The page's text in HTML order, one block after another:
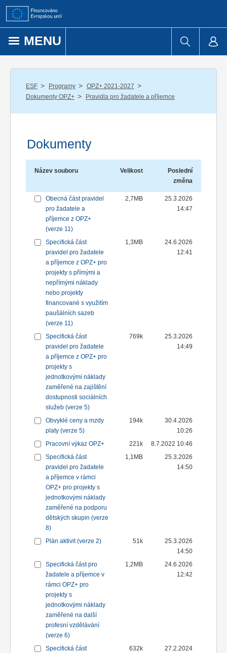
Přejít k obsahu
MENU
ESF / Programy / OPZ+ 2021-2027 /
Dokumenty OPZ+ / Pravidla pro žadatele a příjemce
Dokumenty
Název souboru Velikost
Poslední
změna
Obecná část pravidel
pro žadatele a
příjemce z OPZ+
(verze 11)
2,7MB
25.3.2026
14:47
Specifická část
pravidel pro žadatele
a příjemce z OPZ+ pro
projekty s přímými a
nepřímými náklady
nebo projekty
financované s využitím
paušálních sazeb
(verze 11)
1,3MB
24.6.2026
12:41
Specifická část
pravidel pro žadatele
a příjemce z OPZ+ pro
projekty s
jednotkovými náklady
zaměřené na zajištění
dostupnosti sociálních
služeb (verze 5)
769k
25.3.2026
14:49
Obvyklé ceny a mzdy
platy (verze 5)
194k
30.4.2026
10:26
Pracovní výkaz OPZ+
221k
8.7.2022 10:46
Specifická část
pravidel pro žadatele
a příjemce v rámci
OPZ+ pro projekty s
jednotkovými náklady
zaměřené na podporu
dětských skupin (verze
8)
1,1MB
25.3.2026
14:50
Plán aktivit (verze 2) 51k
25.3.2026
14:50
Specifická část pro
žadatele a příjemce v
rámci OPZ+ pro
projekty s
jednotkovými náklady
zaměřené na další
profesní vzdělávání
(verze 6)
1,2MB
24.6.2026
12:42
Specifická část
632k
27.2.2024